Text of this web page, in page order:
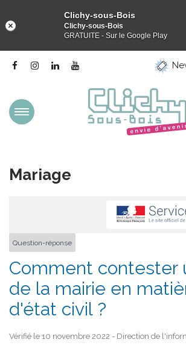
Lien
compte
Facebook
Lien
Lien
Linkedin
la
chaîne
Youtube
Aller
Mariage
Question-réponse
Comment contester
de la mairie en
d'état civil ?
Vérifié le 10 novembre 2022 - Direction de
Clichy-sous-Bois
Clichy-sous-Bois
GRATUITE - Sur le Google Play